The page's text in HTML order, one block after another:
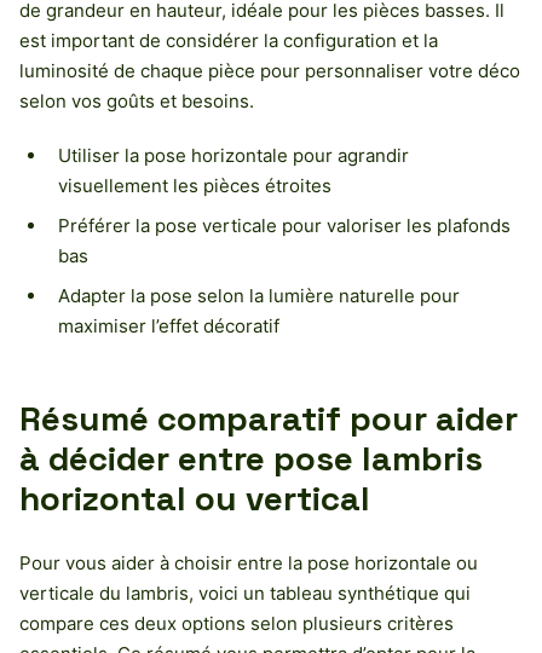
de grandeur en hauteur, idéale pour les pièces basses. Il
est important de considérer la configuration et la
luminosité de chaque pièce pour personnaliser votre déco
selon vos goûts et besoins.
Utiliser la pose horizontale pour agrandir
visuellement les pièces étroites
Préférer la pose verticale pour valoriser les plafonds
bas
Adapter la pose selon la lumière naturelle pour
maximiser l’effet décoratif
Résumé comparatif pour aider
à décider entre pose lambris
horizontal ou vertical
Pour vous aider à choisir entre la pose horizontale ou
verticale du lambris, voici un tableau synthétique qui
compare ces deux options selon plusieurs critères